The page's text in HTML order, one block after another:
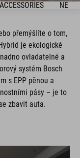
přemýšlíte o tom,
je ekologické
ovladatelné a
systém Bosch
s EPP pěnou a
pásy – je to
zbavit auta.